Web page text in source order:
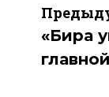
по
«Бира